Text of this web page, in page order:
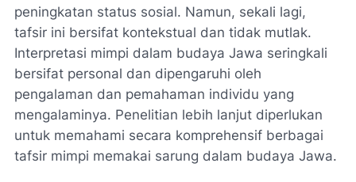
peningkatan status sosial. Namun, sekali lagi,
tafsir ini bersifat kontekstual dan tidak mutlak.
Interpretasi mimpi dalam budaya Jawa seringkali
bersifat personal dan dipengaruhi oleh
pengalaman dan pemahaman individu yang
mengalaminya. Penelitian lebih lanjut diperlukan
untuk memahami secara komprehensif berbagai
tafsir mimpi memakai sarung dalam budaya Jawa.